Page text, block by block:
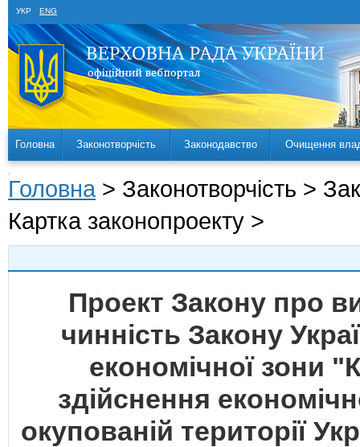
УКР ENG
Головна Законотворчість Законодавство Очищення
Головна > Законотворчість >
Картка законопроекту >
Проект Закону про
чинність Закону
економічної зони
здійснення
окупованій території